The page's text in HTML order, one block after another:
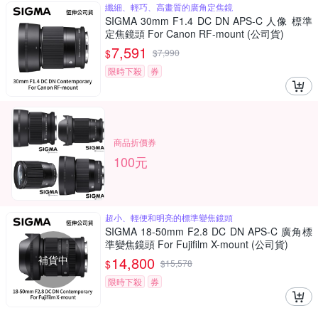
纖細、輕巧、高畫質的廣角定焦鏡
SIGMA 30mm F1.4 DC DN APS-C 人像 標準
定焦鏡頭 For Canon RF-mount (公司貨)
$7,591 $7,990
限時下殺
券
商品折價券
100元
補貨中
超小、輕便和明亮的標準變焦鏡頭
SIGMA 18-50mm F2.8 DC DN APS-C 廣角標
準變焦鏡頭 For Fujifilm X-mount (公司貨)
$14,800 $15,578
限時下殺
券